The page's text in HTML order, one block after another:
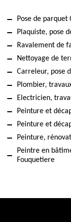
Pose de
Plaquiste, pose
Ravalement de
Nettoyage de
Carreleur, pose
Plombier,
Electricien,
Peinture et
Peinture et
Peinture,
Peintre en
Fouquetiere